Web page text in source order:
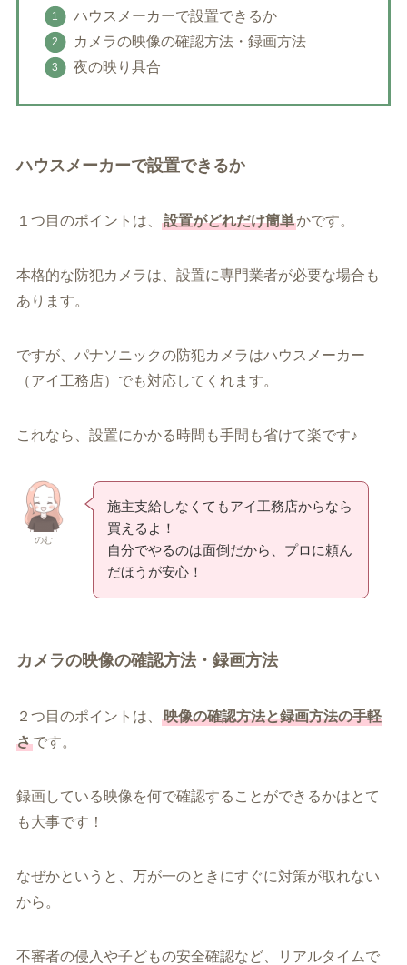
ハウスメーカーで設置できるか
カメラの映像の確認方法・録画方法
夜の映り具合
ハウスメーカーで設置できるか
１つ目のポイントは、 設置がどれだけ簡単かです。
本格的な防犯カメラは、設置に専門業者が必要な場合も
あります。
ですが、パナソニックの防犯カメラはハウスメーカー
（アイ工務店）でも対応してくれます。
これなら、設置にかかる時間も手間も省けて楽です♪
のむ
施主支給しなくてもアイ工務店からなら
買えるよ！
自分でやるのは面倒だから、プロに頼ん
だほうが安心！
カメラの映像の確認方法・録画方法
２つ目のポイントは、
映像の確認方法と録画方法の手軽
さです。
録画している映像を何で確認することができるかはとて
も大事です！
なぜかというと、万が一のときにすぐに対策が取れない
から。
不審者の侵入や子どもの安全確認など、リアルタイムで